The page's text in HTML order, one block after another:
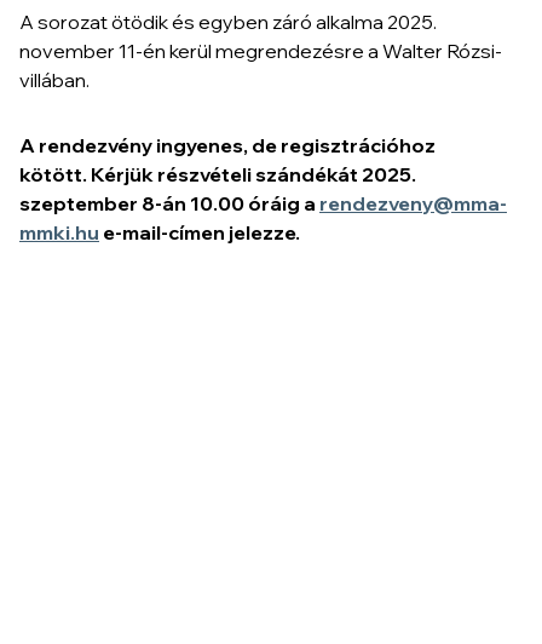
A sorozat ötödik és egyben záró alkalma 2025.
november 11-én kerül megrendezésre a Walter Rózsi-
villában.
A rendezvény ingyenes, de regisztrációhoz
kötött. Kérjük részvételi szándékát 2025.
szeptember 8-án 10.00 óráig a rendezveny@mma-
mmki.hu e-mail-címen jelezze.